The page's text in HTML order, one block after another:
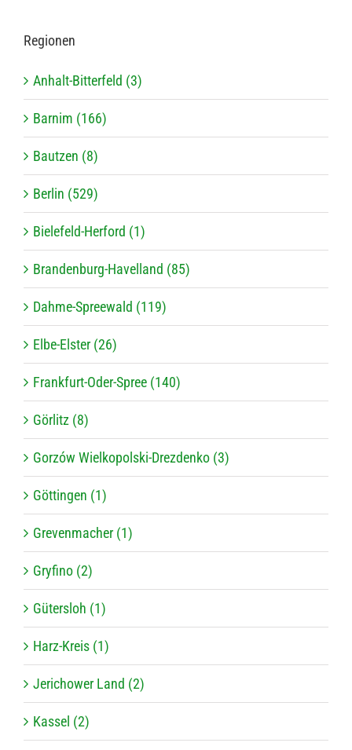
Regio­nen
Anhalt-Bitterfeld (3)
Barnim (166)
Bautzen (8)
Berlin (529)
Bielefeld-Herford (1)
Brandenburg-Havelland (85)
Dahme-Spreewald (119)
Elbe-Elster (26)
Frankfurt-Oder-Spree (140)
Görlitz (8)
Gorzów Wielkopolski-Drezdenko (3)
Göttingen (1)
Grevenmacher (1)
Gryfino (2)
Gütersloh (1)
Harz-Kreis (1)
Jerichower Land (2)
Kassel (2)